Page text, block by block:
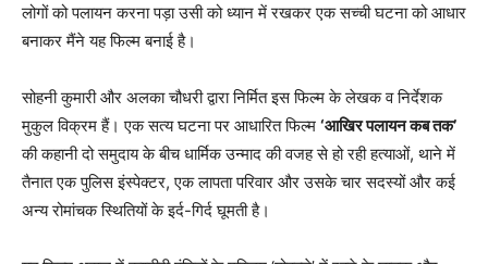
लोगों को पलायन करना पड़ा उसी को ध्यान में रखकर एक सच्ची घटना को आधार
बनाकर मैंने यह फिल्म बनाई है।
सोहनी कुमारी और अलका चौधरी द्वारा निर्मित इस फिल्म के लेखक व निर्देशक
मुकुल विक्रम हैं। एक सत्य घटना पर आधारित फिल्म ‘आखिर पलायन कब तक’
की कहानी दो समुदाय के बीच धार्मिक उन्माद की वजह से हो रही हत्याओं, थाने में
तैनात एक पुलिस इंस्पेक्टर, एक लापता परिवार और उसके चार सदस्यों और कई
अन्य रोमांचक स्थितियों के इर्द-गिर्द घूमती है।